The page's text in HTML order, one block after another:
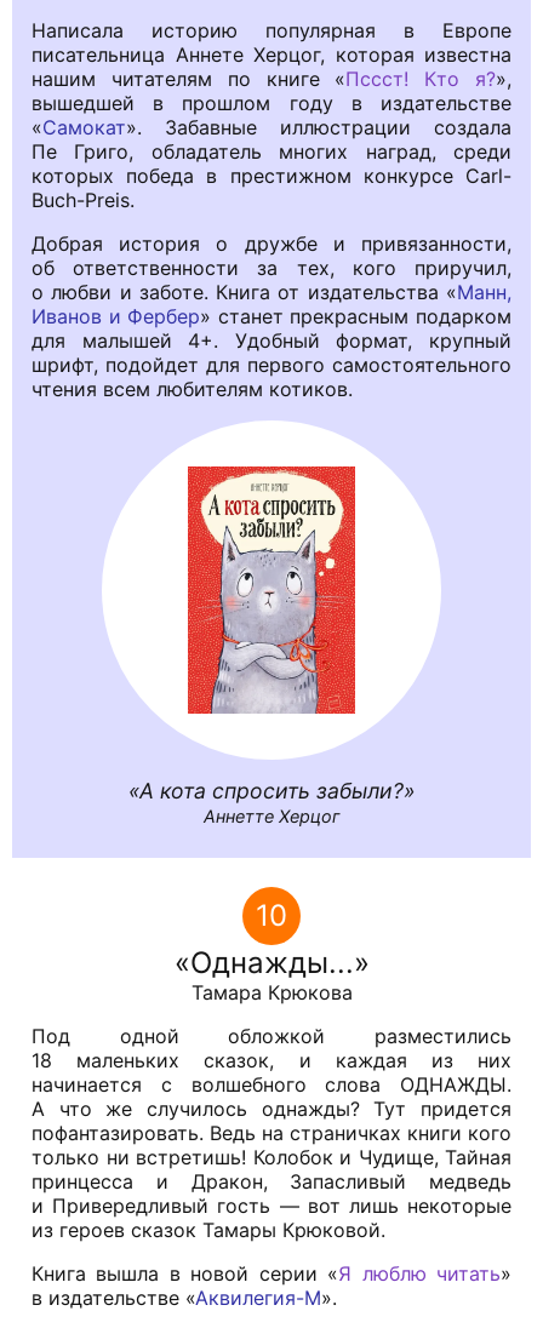
Написала историю популярная в Европе
писательница Аннете Херцог, которая известна
нашим читателям по книге «Пссст! Кто я?»,
вышедшей в прошлом году в издательстве
«Самокат». Забавные иллюстрации создала
Пе Григо, обладатель многих наград, среди
которых победа в престижном конкурсе Carl-
Buch-Preis.
Добрая история о дружбе и привязанности,
об ответственности за тех, кого приручил,
о любви и заботе. Книга от издательства «Манн,
Иванов и Фербер» станет прекрасным подарком
для малышей 4+. Удобный формат, крупный
шрифт, подойдет для первого самостоятельного
чтения всем любителям котиков.
А кота спросить забыли?
Аннетте Херцог
10
Однажды...
Тамара Крюкова
Под одной обложкой разместились
18 маленьких сказок, и каждая из них
начинается с волшебного слова ОДНАЖДЫ.
А что же случилось однажды? Тут придется
пофантазировать. Ведь на страничках книги кого
только ни встретишь! Колобок и Чудище, Тайная
принцесса и Дракон, Запасливый медведь
и Привередливый гость — вот лишь некоторые
из героев сказок Тамары Крюковой.
Книга вышла в новой серии «Я люблю читать»
в издательстве «Аквилегия-М».